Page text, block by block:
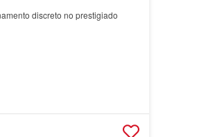
discreto no prestigiado